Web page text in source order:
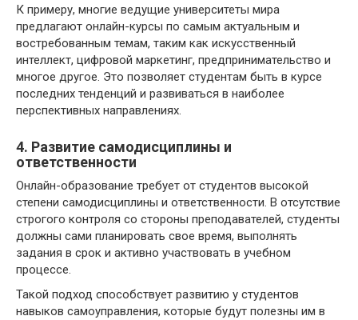
К примеру, многие ведущие университеты мира
предлагают онлайн-курсы по самым актуальным и
востребованным темам, таким как искусственный
интеллект, цифровой маркетинг, предпринимательство и
многое другое. Это позволяет студентам быть в курсе
последних тенденций и развиваться в наиболее
перспективных направлениях.
4. Развитие самодисциплины и
ответственности
Онлайн-образование требует от студентов высокой
степени самодисциплины и ответственности. В отсутствие
строгого контроля со стороны преподавателей, студенты
должны сами планировать свое время, выполнять
задания в срок и активно участвовать в учебном
процессе.
Такой подход способствует развитию у студентов
навыков самоуправления, которые будут полезны им в